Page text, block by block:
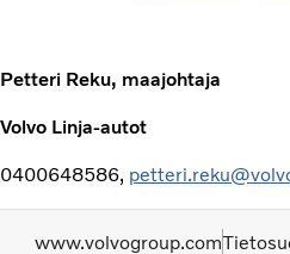
Petteri Reku, maajohtaja
Volvo Linja-autot
0400648586,
www.volvogroup.com